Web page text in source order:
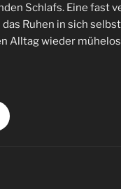
Schlafs. Eine fast
das Ruhen in sich
Alltag wieder